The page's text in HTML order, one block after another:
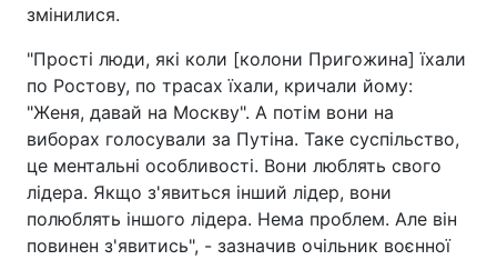
змінилися.
"Прості люди, які коли [колони Пригожина] їхали
по Ростову, по трасах їхали, кричали йому:
"Женя, давай на Москву". А потім вони на
виборах голосували за Путіна. Таке суспільство,
це ментальні особливості. Вони люблять свого
лідера. Якщо з'явиться інший лідер, вони
полюблять іншого лідера. Нема проблем. Але він
повинен з'явитись", - зазначив очільник воєнної